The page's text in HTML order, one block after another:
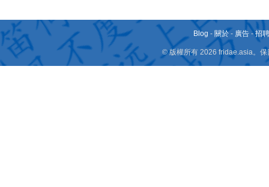
Blog - 關於 - 廣告 -招
© 版權所有 2026 fridae.asia。